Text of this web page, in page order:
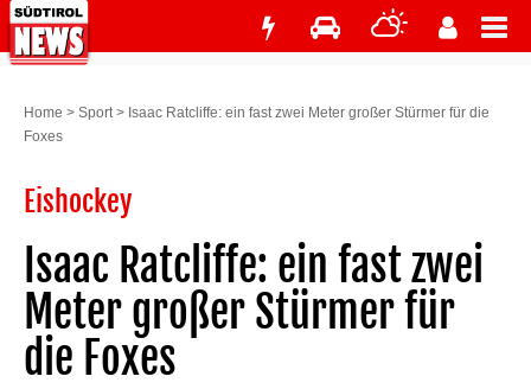
Home > Sport> Isaac Ratcliffe: ein fast zwei Meter großer Stürmer für die
Foxes
Eishockey
Isaac Ratcliffe: ein fast zwei
Meter großer Stürmer für
die Foxes